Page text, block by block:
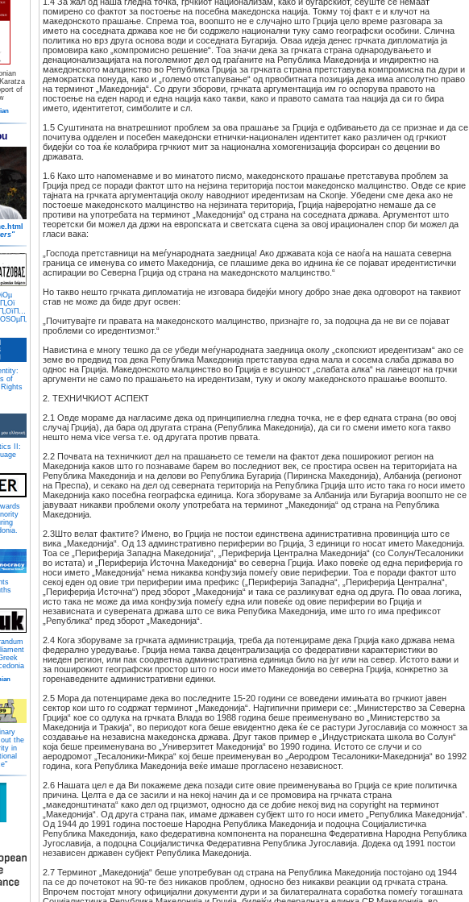
of
of
II:
the
in
помирено со фактот за постоење на посебна македонска нација. Токму тој факт е и клучот на
македонското прашање. Спрема тоа, воопшто не е случајно што Грција цело време разговара за
името на соседната држава кое не би содржело национални туку само географски особини. Слична
политика но врз друга основа води и соседната Бугарија. Оваа идеја денес грчката дипломатија ја
промовира како „компромисно решение“. Тоа значи дека за грчката страна однародувањето и
денационализацијата на поголемиот дел од граѓаните на Република Македонија и индиректно на
македонското малцинство во Република Грција за грчката страна претставува компромисна па дури и
демократска понуда, како и „големо отстапување“ од првобитната позиција дека има апсолутно право
на терминот „Македонија“. Со други зборови, грчката аргументација им го оспорува правото на
постоење на еден народ и една нација како такви, како и правото самата таа нација да си го бира
името, идентитетот, симболите и сл.
1.5 Суштината на внатрешниот проблем за ова прашање за Грција е одбивањето да се признае и да се
почитува одделен и посебен македонски етнички-национален идентитет како различен од грчкиот
бидејќи со тоа ќе колабрира грчкиот мит за национална хомогенизација форсиран со децении во
државата.
1.6 Како што напоменавме и во минатото писмо, македонското прашање претставува проблем за
Грција пред се поради фактот што на нејзина територија постои македонско малцинство. Овде се крие
тајната на грчката аргументација околу наводниот иредентизам на Скопје. Убедени сме дека ако не
постоеше македонското малцинство на нејзината територија, Грција најверојатно немаше да се
противи на употребата на терминот „Македонија“ од страна на соседната држава. Аргументот што
теоретски би можел да држи на европската и светската сцена за овој ирационален спор би можел да
гласи вака:
„Господа претставници на меѓународната заедница! Ако државата која се наоѓа на нашата северна
граница се именува со името Македонија, се плашиме дека во иднина ќе се појават иредентистички
аспирации во Северна Грција од страна на македонското малцинство.“
Но такво нешто грчката дипломатија не изговара бидејќи многу добро знае дека одговорот на таквиот
став не може да биде друг освен:
„Почитувајте ги правата на македонското малцинство, признајте го, за подоцна да не ви се појават
проблеми со иредентизмот.“
Навистина е многу тешко да се убеди меѓународната заедница околу „скопскиот иредентизам“ ако се
земе во предвид тоа дека Република Македонија претставува една мала и сосема слаба држава во
однос на Грција. Македонското малцинство во Грција е всушност „слабата алка“ на ланецот на грчки
аргументи не само по прашањето на иредентизам, туку и околу македонското прашање воопшто.
2. ТЕХНИЧКИОТ АСПЕКТ
2.1 Овде мораме да нагласиме дека од принципиелна гледна точка, не е фер едната страна (во овој
случај Грција), да бара од другата страна (Република Македонија), да си го смени името кога такво
нешто нема vice versa т.е. од другата против првата.
2.2 Почвата на техничкиот дел на прашањето се темели на фактот дека поширокиот регион на
Македонија каков што го познаваме барем во последниот век, се простира освен на територијата на
Република Македонија и на делови во Република Бугарија (Пиринска Македонија), Албанија (регионот
на Преспа), и секако на дел од северната територија на Република Грција што исто така го носи името
Македонија како посебна географска единица. Кога зборуваме за Албанија или Бугарија воопшто не се
јавуваат никакви проблеми околу употребата на терминот „Македонија“ од страна на Република
Македонија.
2.3Што велат фактите? Имено, во Грција не постои единствена адинистративна провинција што се
вика „Македонија“. Од 13 админстративно периферии во Грција, 3 единици го носат името Македонија.
Тоа се „Периферија Западна Македонија“, „Периферија Централна Македонија“ (со Солун/Тесалоники
во истата) и „Периферија Источна Македонија“ во северна Грција. Иако повеќе од една периферија го
носи името „Македонија“ нема никаква конфузија помеѓу овие периферии. Тоа е поради фактот што
секој еден од овие три периферии има префикс („Периферија Западна“, „Периферија Централна“,
„Периферија Источна“) пред зборот „Македонија“ и така се разликуват една од друга. По оваа логика,
исто така не може да има конфузија помеѓу една или повеќе од овие периферии во Грција и
независната и суверената држава што се вика Репубика Македонија, име што го има префиксот
„Република“ пред зборот „Македонија“.
2.4 Кога зборуваме за грчката администрација, треба да потенцираме дека Грција како држава нема
федерално уредување. Грција нема таква децентрализација со федеративни карактеристики во
ниеден регион, или пак соодветна административна единица било на југ или на север. Истото важи и
за поширокиот географски простор што го носи името Македонија во северна Грција, конкретно за
горенаведените административни единки.
2.5 Мора да потенцираме дека во последните 15-20 години се воведени имињата во грчкиот јавен
сектор кои што го содржат терминот „Македонија“. Најтипични примери се: „Министерство за Северна
Грција“ кое со одлука на грчката Влада во 1988 година беше преименувано во „Министерство за
Македонија и Тракија“, во периодот кога беше евидентно дека ќе се растури Југославија со можност за
создавање на независна македонска држава. Друг таков пример е „Индустриската школа во Солун“
која беше преименувана во „Универзитет Македонија“ во 1990 година. Истото се случи и со
аеродромот „Тесалоники-Микра“ кој беше преименуван во „Аеродром Тесалоники-Македонија“ во 1992
година, кога Република Македонија веќе имаше прогласено независност.
2.6 Нашата цел е да Ви покажеме дека позади сите овие преименувања во Грција се крие политичка
причина. Целта е да се засили и на некој начин да и се промовира на грчката страна
„македонштината“ како дел од грцизмот, односно да се добие некој вид на copyright на терминот
„Македонија“. Од друга страна пак, имаме државен субјект што го носи името „Република Македонија“.
Од 1944 до 1991 година постоеше Народна Република Македонија и подоцна Социјалистичка
Република Македонија, како федеративна компонента на поранешна Федеративна Народна Република
Југославија, а подоцна Социјалистичка Федеративна Република Југославија. Додека од 1991 постои
независен државен субјект Република Македонија.
2.7 Терминот „Македонија“ беше употребуван од страна на Република Македонија постојано од 1944
па се до почетокот на 90-те без никаков проблем, односно без никакви реакции од грчката страна.
Впрочем постојат многу официјални документи дури и за билатералната соработка помеѓу тогашната